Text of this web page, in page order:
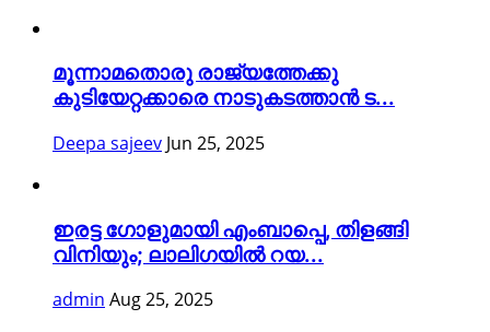
മൂന്നാമതൊരു രാജ്യത്തേക്കു
കുടിയേറ്റക്കാരെ നാടുകടത്താൻ ട...
Deepa sajeev Jun 25, 2025
ഇരട്ട ഗോളുമായി എംബാപ്പെ, തിളങ്ങി
വിനിയും; ലാലിഗയില്‍ റയ...
admin Aug 25, 2025